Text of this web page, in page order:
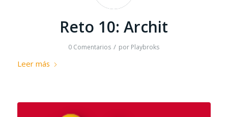
Reto 10: Archit
0 Comentarios / por Playbroks
Leer más